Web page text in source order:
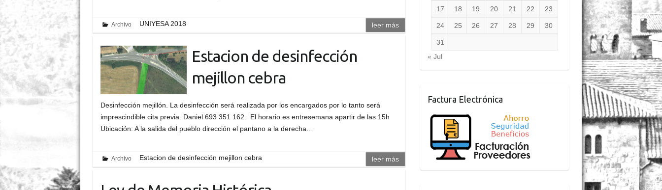
Archivo UNIYESA 2018 leer más
Estacion de desinfección
mejillon cebra
Desinfección mejillón. La desinfección será realizada por los encargados por lo tanto será
imprescindible cita previa. Daniel 693 351 162. El horario es entresemana apartir de las 15h
Ubicación: A la salida del pueblo dirección el pantano a la derecha…
Archivo Estacion de desinfección mejillon cebra leer más
17 18 19 20 21 22 23
24 25 26 27 28 29 30
31
« Jul
Factura Electrónica